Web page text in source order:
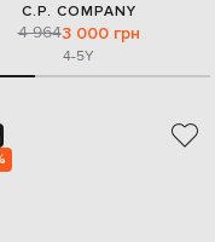
C.P. COMPANY
4 9643 000 грн
4-5Y